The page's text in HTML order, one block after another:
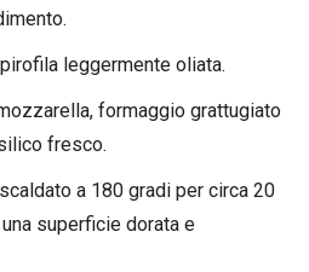
leggermente oliata.
formaggio grattugiato
fresco.
a 180 gradi per circa 20
superficie dorata e